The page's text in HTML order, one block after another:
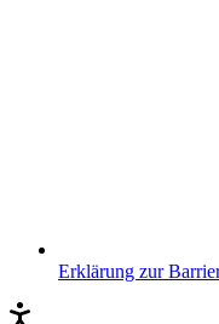
Erklärung zur